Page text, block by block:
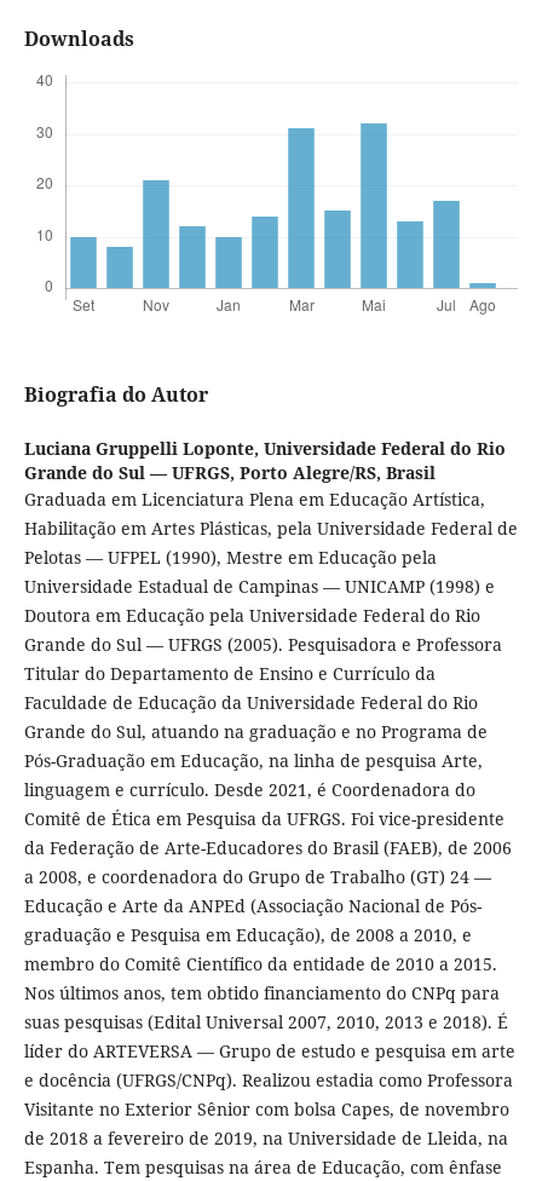
Downloads
Biografia do Autor
Luciana Gruppelli Loponte, Universidade Federal do Rio
Grande do Sul — UFRGS, Porto Alegre/RS, Brasil
Graduada em Licenciatura Plena em Educação Artística,
Habilitação em Artes Plásticas, pela Universidade Federal de
Pelotas — UFPEL (1990), Mestre em Educação pela
Universidade Estadual de Campinas — UNICAMP (1998) e
Doutora em Educação pela Universidade Federal do Rio
Grande do Sul — UFRGS (2005). Pesquisadora e Professora
Titular do Departamento de Ensino e Currículo da
Faculdade de Educação da Universidade Federal do Rio
Grande do Sul, atuando na graduação e no Programa de
Pós-Graduação em Educação, na linha de pesquisa Arte,
linguagem e currículo. Desde 2021, é Coordenadora do
Comitê de Ética em Pesquisa da UFRGS. Foi vice-presidente
da Federação de Arte-Educadores do Brasil (FAEB), de 2006
a 2008, e coordenadora do Grupo de Trabalho (GT) 24 —
Educação e Arte da ANPEd (Associação Nacional de Pós-
graduação e Pesquisa em Educação), de 2008 a 2010, e
membro do Comitê Científico da entidade de 2010 a 2015.
Nos últimos anos, tem obtido financiamento do CNPq para
suas pesquisas (Edital Universal 2007, 2010, 2013 e 2018). É
líder do ARTEVERSA — Grupo de estudo e pesquisa em arte
e docência (UFRGS/CNPq). Realizou estadia como Professora
Visitante no Exterior Sênior com bolsa Capes, de novembro
de 2018 a fevereiro de 2019, na Universidade de Lleida, na
Espanha. Tem pesquisas na área de Educação, com ênfase